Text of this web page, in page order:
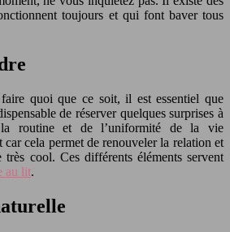
toujours et qui font baver tous
quoi que ce soit, il est essentiel que
de réserver quelques surprises à
routine et de l’uniformité de la vie
cela permet de renouveler la relation et
très cool. Ces différents éléments servent
au lit.